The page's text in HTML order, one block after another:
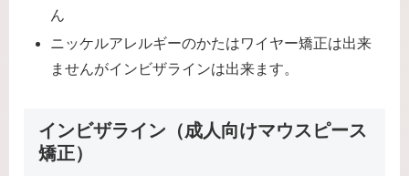
ん
ニッケルアレルギーのかたはワイヤー矯正は出来
ませんがインビザラインは出来ます。
インビザライン（成人向けマウスピース
矯正）